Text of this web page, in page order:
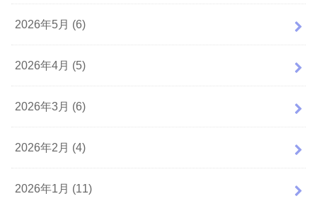
2026年5月 (6)
2026年4月 (5)
2026年3月 (6)
2026年2月 (4)
2026年1月 (11)